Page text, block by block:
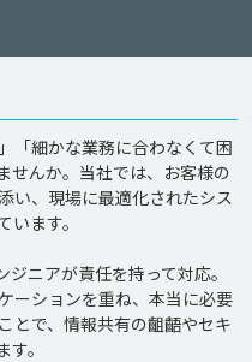
「細かな業務に合わなくて困
せんか。当社では、お客様の
い、現場に最適化されたシス
ます。
ニアが責任を持って対応。
ーションを重ね、本当に必要
とで、情報共有の齟齬やセキ
。